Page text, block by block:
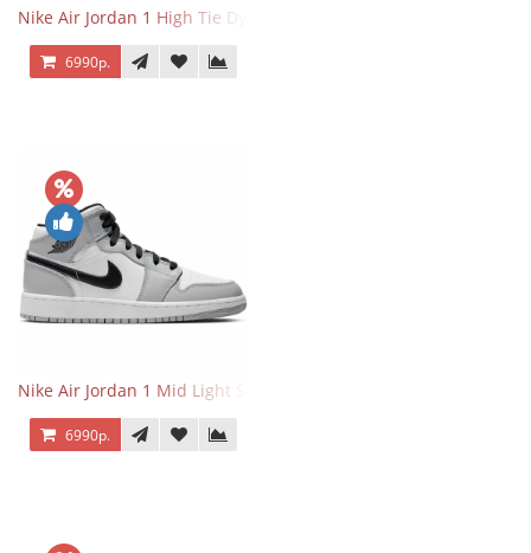
Nike Air Jordan 1 High Tie Dye
6990р.
Nike Air Jordan 1 Mid Light Smoke Grey
6990р.